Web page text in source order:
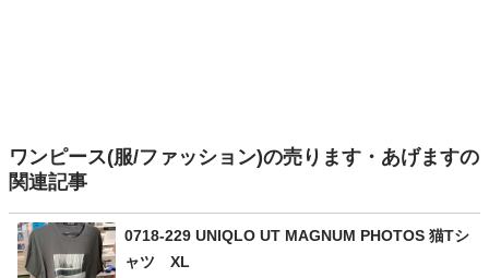
ワンピース(服/ファッション)の売ります・あげますの
関連記事
0718-229 UNIQLO UT MAGNUM PHOTOS 猫Tシ
ャツ XL